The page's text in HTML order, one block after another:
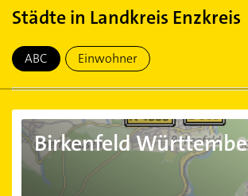
Städte in Landkreis Enzkreis
ABC Einwohner
Birkenfeld
Birkenfeld Württemberg